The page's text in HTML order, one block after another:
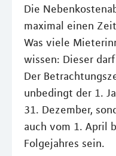
Die
maximal einen
Was viele
wissen: Dieser
Der
unbedingt der 1.
31. Dezember,
auch vom 1. April
Folgejahres sein.